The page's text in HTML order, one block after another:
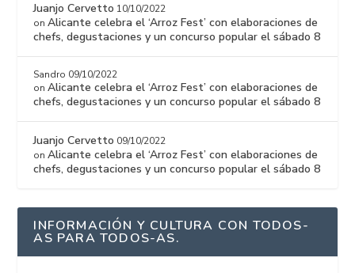
Juanjo Cervetto 10/10/2022
onAlicante celebra el ‘Arroz Fest’ con elaboraciones de
chefs, degustaciones y un concurso popular el sábado 8
Sandro 09/10/2022
onAlicante celebra el ‘Arroz Fest’ con elaboraciones de
chefs, degustaciones y un concurso popular el sábado 8
Juanjo Cervetto 09/10/2022
onAlicante celebra el ‘Arroz Fest’ con elaboraciones de
chefs, degustaciones y un concurso popular el sábado 8
INFORMACIÓN Y CULTURA CON TODOS-
AS PARA TODOS-AS.